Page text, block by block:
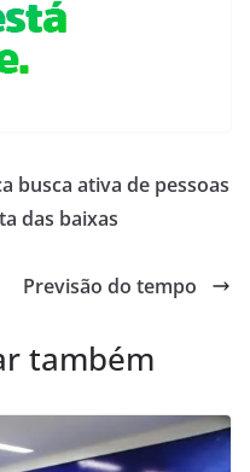
busca ativa de pessoas
das baixas
Previsão do tempo
também